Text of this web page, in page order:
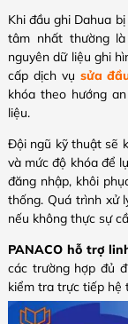
Khi đầu ghi Dahua
tâm nhất thường
nguyên dữ liệu ghi
cấp dịch vụ sửa
khóa theo hướng
liệu.
Đội ngũ kỹ thuật sẽ
và mức độ khóa để
đăng nhập, khôi
thống. Quá trình xử
nếu không thực sự
PANACO hỗ trợ
các trường hợp đủ
kiểm tra trực tiếp hệ